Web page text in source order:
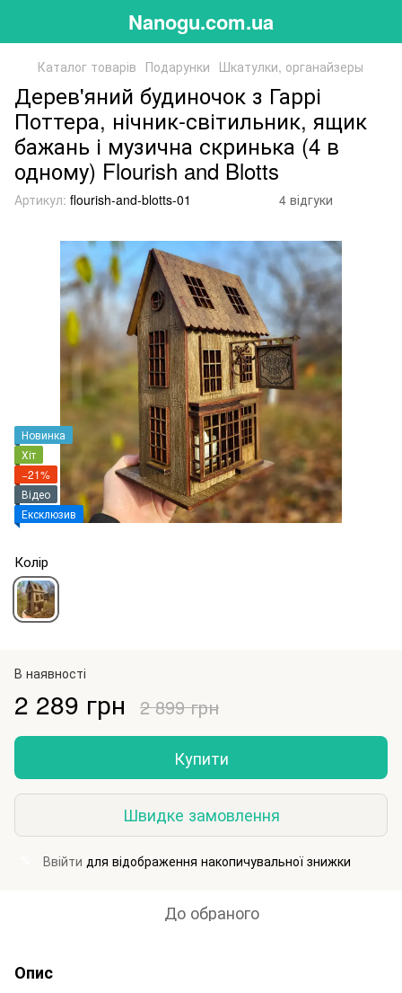
Nanogu.com.ua
Каталог товарів Подарунки Шкатулки, органайзеры
Дерев'яний будиночок з Гаррі
Поттера, нічник-світильник, ящик
бажань і музична скринька (4 в
одному) Flourish and Blotts
Артикул: flourish-and-blotts-01 4 відгуки
Новинка
Хіт
−21%
Відео
Ексклюзив
Колір
В наявності
2 289 грн 2 899 грн
Купити
Швидке замовлення
Ввійти для відображення накопичувальної знижки
До обраного
Опис